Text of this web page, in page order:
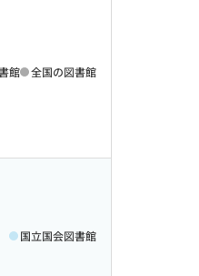
館 全国の図書館
国立国会図書館